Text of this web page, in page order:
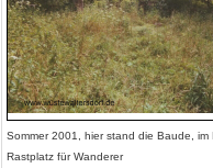
Sommer 2001, hier stand die Baude,
Rastplatz für Wanderer